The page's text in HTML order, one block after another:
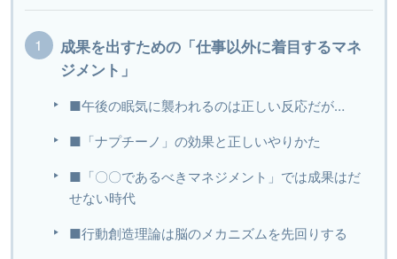
成果を出すための「仕事以外に着目するマネ
ジメント」
■午後の眠気に襲われるのは正しい反応だが…
■「ナプチーノ」の効果と正しいやりかた
■「〇〇であるべきマネジメント」では成果はだ
せない時代
■行動創造理論は脳のメカニズムを先回りする